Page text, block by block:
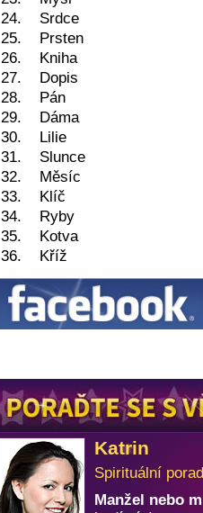
24. Srdce
25. Prsten
26. Kniha
27. Dopis
28. Pán
29. Dáma
30. Lilie
31. Slunce
32. Měsíc
33. Klíč
34. Ryby
35. Kotva
36. Kříž
Katrin
Spirituální
Manžel nebo